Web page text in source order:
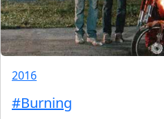
2016
#Burning